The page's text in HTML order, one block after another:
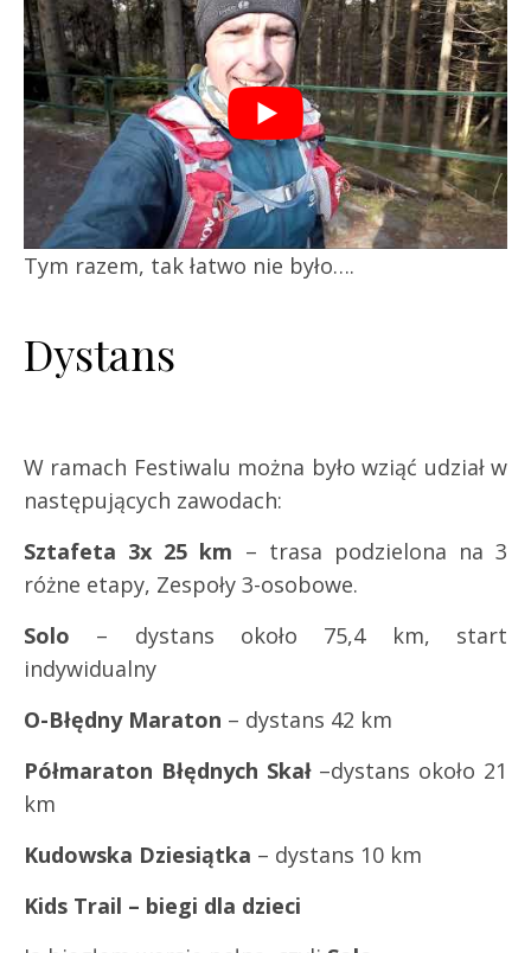
Tym razem, tak łatwo nie było….
Dystans
W ramach Festiwalu można było wziąć udział w
następujących zawodach:
Sztafeta 3x 25 km – trasa podzielona na 3
różne etapy, Zespoły 3-osobowe.
Solo – dystans około 75,4 km, start
indywidualny
O-Błędny Maraton – dystans 42 km
Półmaraton Błędnych Skał –dystans około 21
km
Kudowska Dziesiątka – dystans 10 km
Kids Trail – biegi dla dzieci